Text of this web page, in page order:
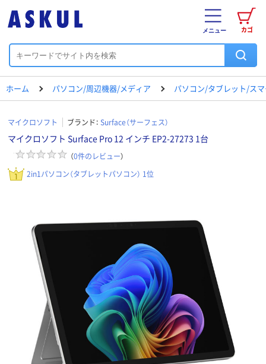
カゴ
メニュー
ホーム パソコン/周辺機器/メディア パソコン/タブレット/ス
マイクロソフト ブランド： Surface（サーフェス）
マイクロソフト Surface Pro 12 インチ EP2-27273 1台
（0件のレビュー）
2in1パソコン（タブレットパソコン） 1位